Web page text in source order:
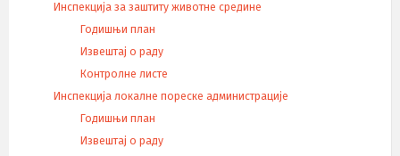
Инспекција за заштиту животне средине
Годишњи план
Извештај о раду
Контролне листе
Инспекција локалне пореске администрације
Годишњи план
Извештај о раду